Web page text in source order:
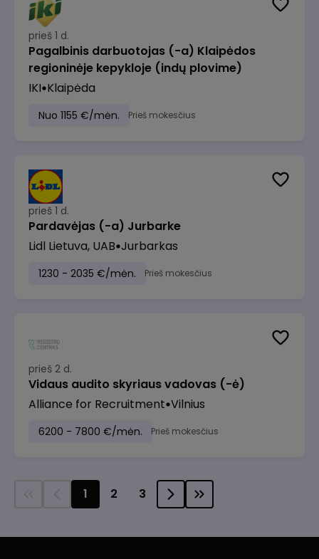
prieš 1 d.
Pagalbinis darbuotojas (-a) Klaipėdos
regioninėje kepykloje (indų plovime)
IKI Klaipėda
Nuo 1155 €/mėn. Prieš mokesčius
prieš 1 d.
Pardavėjas (-a) Jurbarke
Lidl Lietuva, UAB Jurbarkas
1230 - 2035 €/mėn. Prieš mokesčius
prieš 2 d.
Vidaus audito skyriaus vadovas (-ė)
Alliance for Recruitment Vilnius
6200 - 7800 €/mėn. Prieš mokesčius
1 2 3